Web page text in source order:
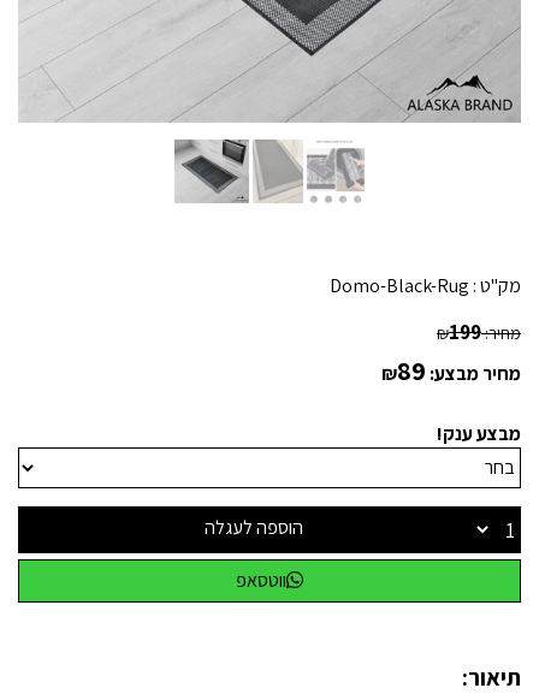
מק"ט : Domo-Black-Rug
מחיר: ₪199
מחיר מבצע: ₪89
מבצע ענק!
הוספה לעגלה
ווטסאפ
תיאור: